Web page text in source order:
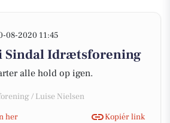
08-2020 11:45
Sindal Idrætsforening
alle hold op igen.
/ Luise Nielsen
her
Kopiér link